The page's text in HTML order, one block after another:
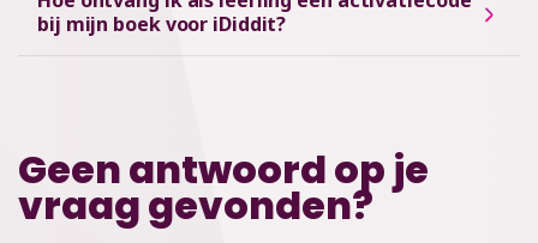
bij mijn boek voor iDiddit?
Geen antwoord op je
vraag gevonden?